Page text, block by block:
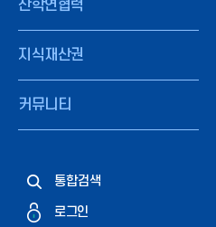
산학연협력
지식재산권
커뮤니티
통합검색
로그인